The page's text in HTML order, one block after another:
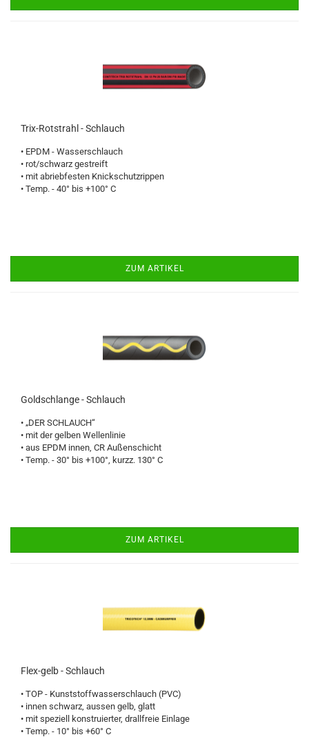
Trix-Rotstrahl - Schlauch
• EPDM - Wasserschlauch
• rot/schwarz gestreift
• mit abriebfesten Knickschutzrippen
• Temp. - 40° bis +100° C
ZUM ARTIKEL
Goldschlange - Schlauch
• „DER SCHLAUCH“
• mit der gelben Wellenlinie
• aus EPDM innen, CR Außenschicht
• Temp. - 30° bis +100°, kurzz. 130° C
ZUM ARTIKEL
Flex-gelb - Schlauch
• TOP - Kunststoffwasserschlauch (PVC)
• innen schwarz, aussen gelb, glatt
• mit speziell konstruierter, drallfreie Einlage
• Temp. - 10° bis +60° C